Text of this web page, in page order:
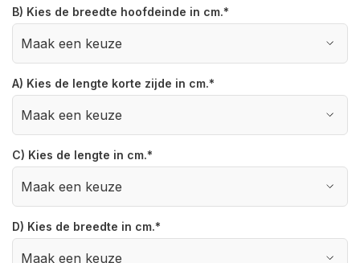
B) Kies de breedte hoofdeinde in cm.*
A) Kies de lengte korte zijde in cm.*
C) Kies de lengte in cm.*
D) Kies de breedte in cm.*